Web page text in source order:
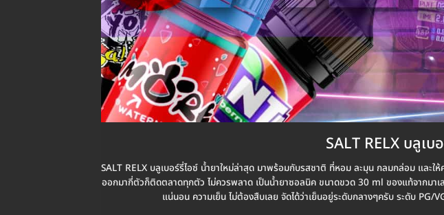
SALT RELX บลูเ
SALT RELX บลูเบอร์รี่ไอซ์ น้ำยาใหม่ล่าสุด มาพร้อมกับรสชาติ ที่หอม ละมุน กลมกล่อม และ
ออกมากี่ตัวก็ติดตลาดทุกตัว ไม่ควรพลาด เป็นน้ำยาซอลนิค ขนาดขวด 30 ml ของแท้จากมาเ
แน่นอน ความเย็น ไม่ต้องสืบเลย จัดได้ว่าเย็นอยู่ระดับกลางๆครับ ระดับ